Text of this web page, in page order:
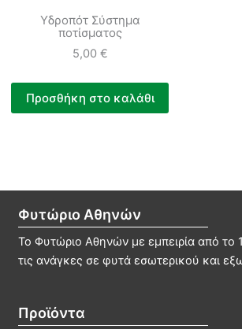
Υδροπότ Σύστημα
ποτίσματος
5,00 €
Προσθήκη στο καλάθι
Φυτώριο Αθηνών
Το Φυτώριο Αθηνών με εμπειρία από το
τις ανάγκες σε φυτά εσωτερικού και
Προϊόντα